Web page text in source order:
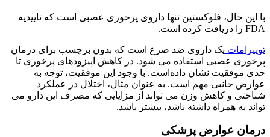
با این حال، فلوکستین تنها داروی پرخوری عصبی است که تاییدیه
FDA را دریافت کرده است.
توپیرامات یک داروی ضد صرع است که بدون برچسب برای درمان
پرخوری عصبی استفاده می شود. در کاهش اپیزودهای پرخوری تا
حدی موفقیت نشان داده‌است. با وجود این موفقیت، توجه به
عوارض جانبی مهم است. به عنوان مثال، اختلال در عملکرد
شناختی و کاهش وزن می تواند از مزایایی که مصرف این دارو می
تواند به همراه داشته باشد، بیشتر باشد.
درمان عوارض پزشکی